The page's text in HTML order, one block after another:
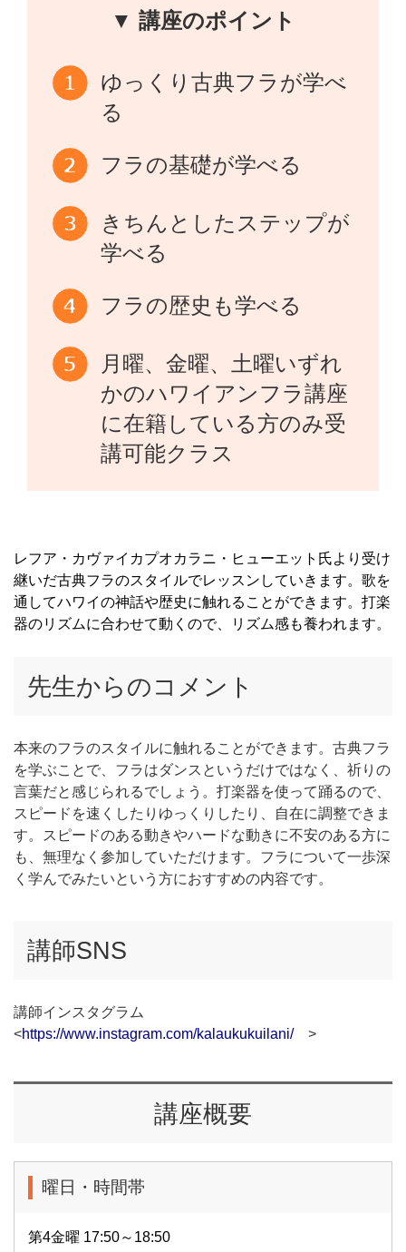
▼ 講座のポイント
ゆっくり古典フラが学べ
る
フラの基礎が学べる
きちんとしたステップが
学べる
フラの歴史も学べる
月曜、金曜、土曜いずれ
かのハワイアンフラ講座
に在籍している方のみ受
講可能クラス
レフア・カヴァイカプオカラニ・ヒューエット氏より受け
継いだ古典フラのスタイルでレッスンしていきます。歌を
通してハワイの神話や歴史に触れることができます。打楽
器のリズムに合わせて動くので、リズム感も養われます。
先生からのコメント
本来のフラのスタイルに触れることができます。古典フラ
を学ぶことで、フラはダンスというだけではなく、祈りの
言葉だと感じられるでしょう。打楽器を使って踊るので、
スピードを速くしたりゆっくりしたり、自在に調整できま
す。スピードのある動きやハードな動きに不安のある方に
も、無理なく参加していただけます。フラについて一歩深
く学んでみたいという方におすすめの内容です。
講師SNS
講師インスタグラム
<https://www.instagram.com/kalaukukuilani/ >
講座概要
曜日・時間帯
第4金曜 17:50～18:50